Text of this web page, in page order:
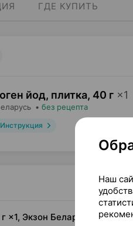
ГДЕ КУПИТЬ
йод, плитка, 40 г ×1
• без рецепта
Инструкция
×1, Экзон Беларусь
Наш